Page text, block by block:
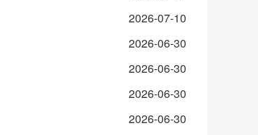
2026-07-10
2026-06-30
2026-06-30
2026-06-30
2026-06-30